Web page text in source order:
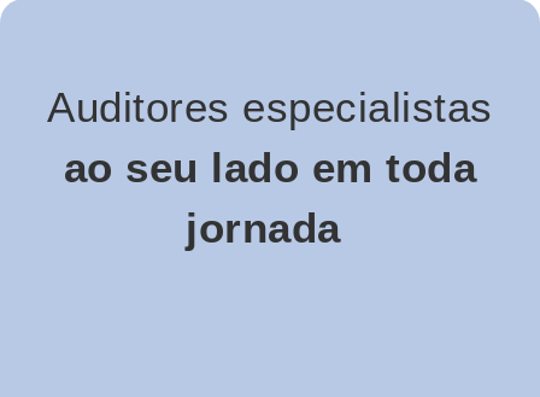
Auditores especialistas
ao seu lado em toda
jornada